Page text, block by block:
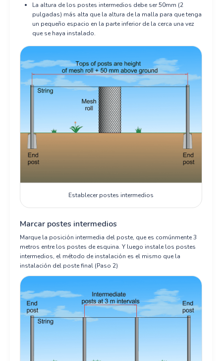
La altura de los postes intermedios debe ser 50mm (2
pulgadas) más alta que la altura de la malla para que tenga
un pequeño espacio en la parte inferior de la cerca una vez
que se haya instalado.
Establecer postes intermedios
Marcar postes intermedios
Marque la posición intermedia del poste, que es comúnmente 3
metros entre los postes de esquina. Y luego instale los postes
intermedios, el método de instalación es el mismo que la
instalación del poste final (Paso 2)